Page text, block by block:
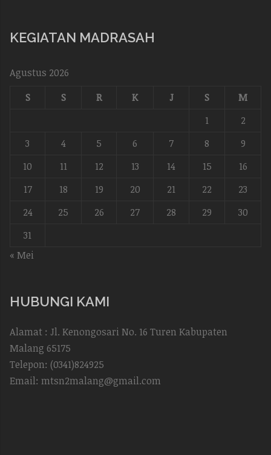
KEGIATAN MADRASAH
Agustus 2026
S
S R K J S
M
1
2
3
4 5 6 7 8
9
10
11 12 13 14 15
16
17
18 19 20 21 22
23
24
25 26 27 28 29
30
31
« Mei
HUBUNGI KAMI
Alamat : Jl. Kenongosari No. 16 Turen Kabupaten
Malang 65175
Telepon: (0341)824925
Email: mtsn2malang@gmail.com